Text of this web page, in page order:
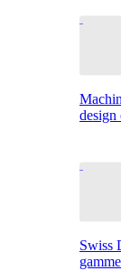
Swiss